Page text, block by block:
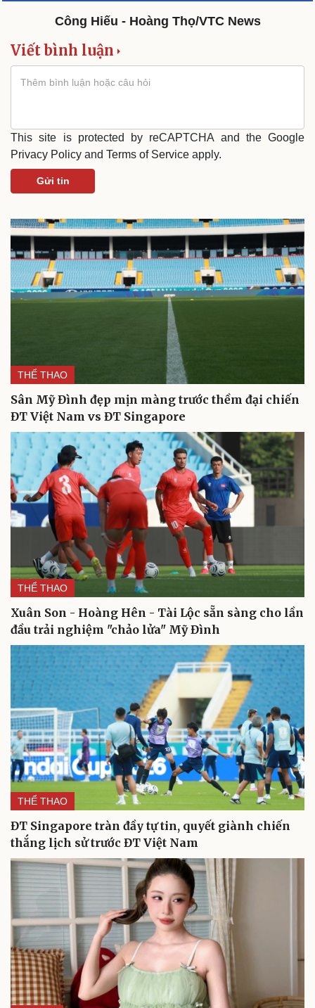
Du lịch
Tư vấn
Săn Tour
check-in
Podcast
Câu chuyện thời sự
Đọc truyện đêm khuya
Cửa sổ tình yêu
Kể chuyện cho bé
Hạt giống tâm hồn
Công Hiếu - Hoàng Thọ/VTC News
Viết bình luận
This site is protected by reCAPTCHA and the Google
Privacy Policy and Terms of Service apply.
Gửi tin
THỂ THAO
Sân Mỹ Đình đẹp mịn màng trước thềm đại chiến
ĐT Việt Nam vs ĐT Singapore
THỂ THAO
Xuân Son - Hoàng Hên - Tài Lộc sẵn sàng cho lần
đầu trải nghiệm "chảo lửa" Mỹ Đình
THỂ THAO
ĐT Singapore tràn đầy tự tin, quyết giành chiến
thắng lịch sử trước ĐT Việt Nam